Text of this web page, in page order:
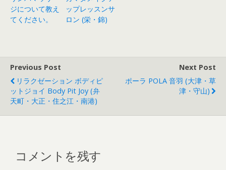
ジについて教え
てください。
ップレッスンサ
ロン (栄・錦)
Previous Post
リラクゼーション ボディピ
ットジョイ Body Pit Joy (弁
天町・大正・住之江・南港)
Next Post
ポーラ POLA 音羽 (大津・草
津・守山)
コメントを残す